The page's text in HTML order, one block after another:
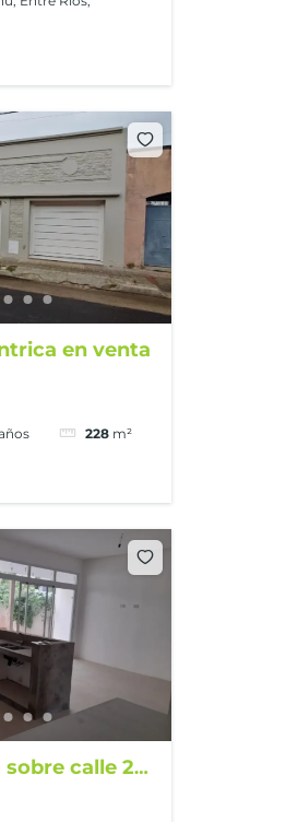
en venta
228 m²
sobre calle 25